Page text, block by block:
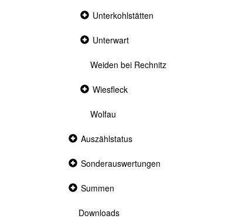
Collapsed
Unterkohlstätten
Collapsed
Unterwart
Weiden bei Rechnitz
Collapsed
Wiesfleck
Wolfau
Collapsed
Auszählstatus
Collapsed
Sonderauswertungen
Collapsed
Summen
Downloads